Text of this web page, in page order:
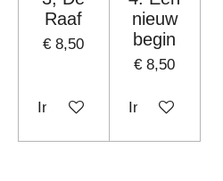
Raaf
€ 8,50
In winkelwagen
nieuw
begin
€ 8,50
In winkelwagen